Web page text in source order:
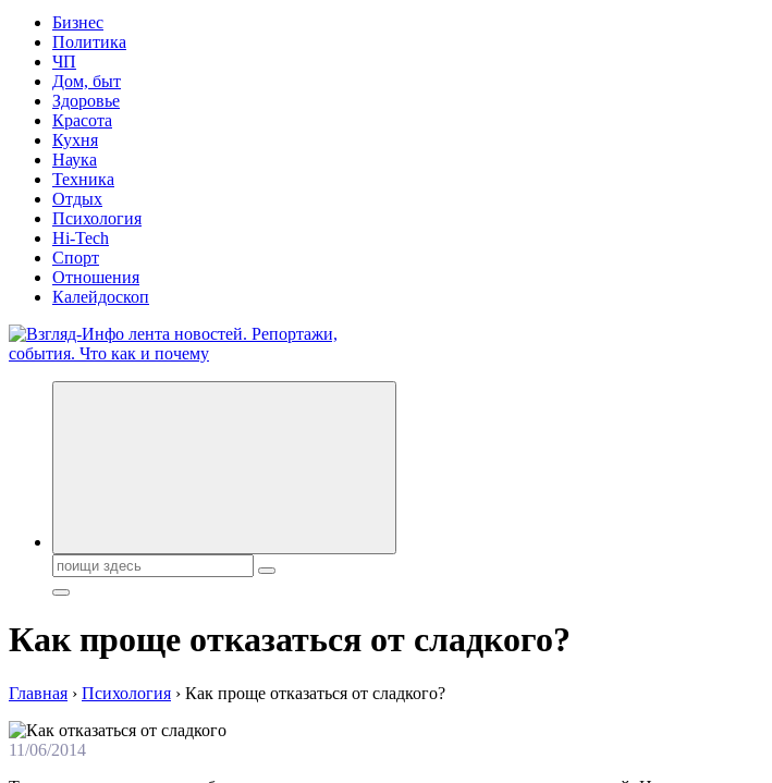
Бизнес
Политика
ЧП
Дом, быт
Здоровье
Красота
Кухня
Наука
Техника
Отдых
Психология
Hi-Tech
Спорт
Отношения
Калейдоскоп
Обо всем и обо всех, что зачем и почему. Новости политики, бизнеса, экономики, ответы на любые
Поиск:
Как проще отказаться от сладкого?
Главная › Психология › Как проще отказаться от сладкого?
11/06/2014